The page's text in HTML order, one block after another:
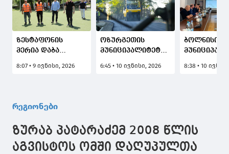
ზესტაფონის
მერია დაბა
არგვეთაში
მშენებლობა -
რეაბილიტაციას
8:07 • 9 ივნისი, 2026
ოზურგეთის
მუნიციპალიტეტში,
მეხუთე ქუჩაზე
6:45 • 10 ივნისი, 2026
ბოლნისის
სარწყავი
8:38 • 10
რეგიონები
ზურაბ პატარაძემ 2008 წლის
აგვისტოს ომში დაღუპულთა